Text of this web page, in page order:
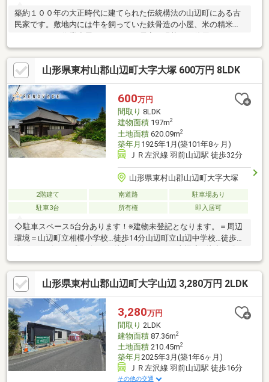
築約１００年の大正時代に建てられた伝統構法の山辺町にある古
民家です。敷地内には牛を飼っていた鉄骨造の小屋、米の精米に
は可能ですが、トイレ・浴室・キッチン等の水回りは修繕が必要
です。しっかりメンテナンスすることで、古民家の魅力が続いて
いくでしょう。広い敷地に家庭菜園できる畑で、有意義な古民家
暮らし始めませんか。
山形県東村山郡山辺町大字大塚 600万円 8LDK
600万円
間取り 8LDK
建物面積197m2
土地面積620.09m2
築年月 1925年1月(築101年8ヶ月)
ＪＲ左沢線 羽前山辺駅 徒歩32分
山形県東村山郡山辺町大字大塚
2階建て 南道路
駐車場あり
駐車3台
所有権 即入居可
◇駐車スペース5台分あります！※建物未登記となります。＝周辺
環境＝山辺町立相模小学校…徒歩14分山辺町立山辺中学校…徒歩13
ーソン山形やまのべ店…徒歩21分ツルハドラッグ山辺店…徒歩24分
相模郵便局…徒歩6分山辺町役場…徒歩18分
山形県東村山郡山辺町大字山辺 3,280万円 2LDK
3,280万円
間取り 2LDK
建物面積87.36m2
土地面積210.45m2
築年月 2025年3月(築1年6ヶ月)
ＪＲ左沢線 羽前山辺駅 徒歩16分
その他の交通